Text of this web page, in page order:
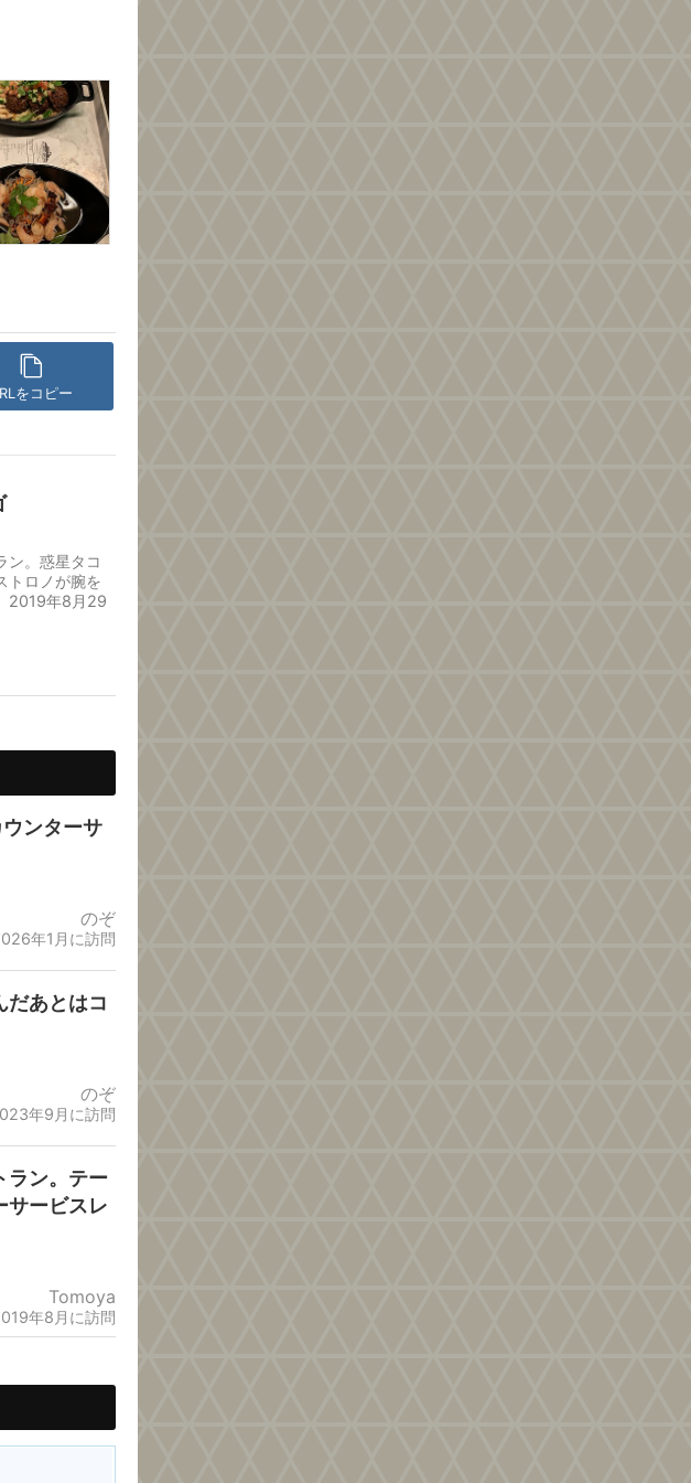
をコピー
ン。惑星タコ
トロノが腕を
2019年8月29
ンターサ
のぞ
年1月に訪問
だあとはコ
のぞ
年9月に訪問
ラン。テー
サービスレ
Tomoya
年8月に訪問